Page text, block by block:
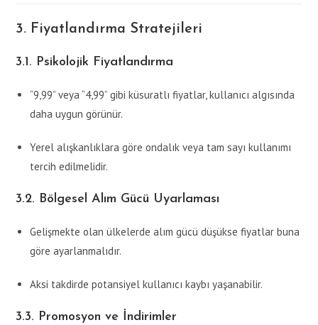
3. Fiyatlandırma Stratejileri
3.1. Psikolojik Fiyatlandırma
“9,99” veya “4,99” gibi küsuratlı fiyatlar, kullanıcı algısında
daha uygun görünür.
Yerel alışkanlıklara göre ondalık veya tam sayı kullanımı
tercih edilmelidir.
3.2. Bölgesel Alım Gücü Uyarlaması
Gelişmekte olan ülkelerde alım gücü düşükse fiyatlar buna
göre ayarlanmalıdır.
Aksi takdirde potansiyel kullanıcı kaybı yaşanabilir.
3.3. Promosyon ve İndirimler